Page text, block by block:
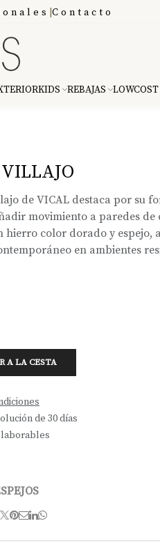
Contacto
KIDS REBAJAS LOWCOST
VILLAJO
de VICAL destaca por su
movimiento a paredes de
hierro color dorado y espejo,
en ambientes
A LA CESTA
de 30 días
laborables